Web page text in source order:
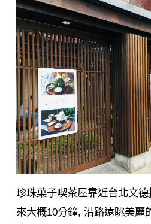
珍珠菓子喫茶屋靠近台北文
來大概10分鐘, 沿路遠眺美麗